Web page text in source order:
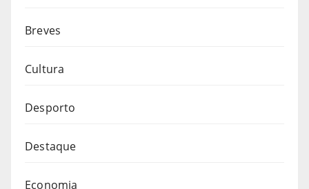
Breves
Cultura
Desporto
Destaque
Economia